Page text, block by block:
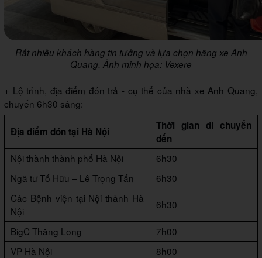
Rất nhiều khách hàng tin tưởng và lựa chọn hãng xe Anh
Quang. Ảnh minh họa: Vexere
+ Lộ trình, địa điểm đón trả - cụ thể của nhà xe Anh Quang,
chuyến 6h30 sáng:
Địa điểm đón tại Hà Nội
Thời gian di chuyển
đến
Nội thành thành phố Hà Nội
6h30
Ngã tư Tố Hữu – Lê Trọng Tấn
6h30
Các Bệnh viện tại Nội thành Hà
Nội
6h30
BigC Thăng Long
7h00
VP Hà Nội
8h00